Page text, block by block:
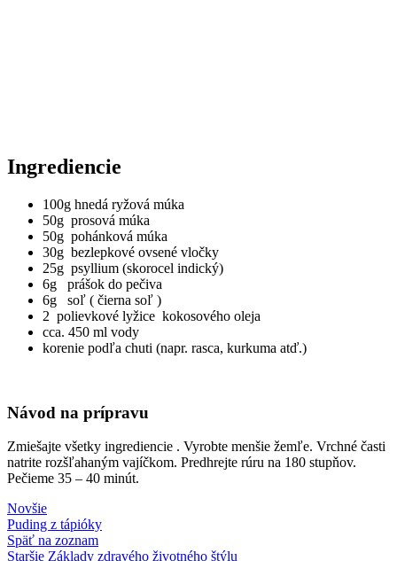
Ingrediencie
100g hnedá ryžová múka
50g prosová múka
50g pohánková múka
30g bezlepkové ovsené vločky
25g psyllium (skorocel indický)
6g prášok do pečiva
6g soľ ( čierna soľ )
2 polievkové lyžice kokosového oleja
cca. 450 ml vody
korenie podľa chuti (napr. rasca, kurkuma atď.)
Návod na prípravu
Zmiešajte všetky ingrediencie . Vyrobte menšie žemľe. Vrchné časti
natrite rozšľahaným vajíčkom. Predhrejte rúru na 180 stupňov.
Pečieme 35 – 40 minút.
Novšie
Puding z tápióky
Späť na zoznam
Staršie Základy zdravého životného štýlu